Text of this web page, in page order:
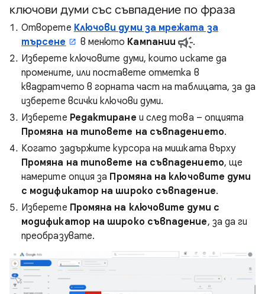
ключови думи със съвпадение по фраза
Отворете Ключови думи за мрежата за
търсене
в менюто Кампании
.
Изберете ключовите думи, които искате да
промените, или поставете отметка в
квадратчето в горната част на таблицата, за да
изберете всички ключови думи.
Изберете Редактиране и след това – опцията
Промяна на типовете на съвпадението.
Когато задържите курсора на мишката върху
Промяна на типовете на съвпадението, ще
намерите опция за Промяна на ключовите думи
с модификатор на широко съвпадение.
Изберете Промяна на ключовите думи с
модификатор на широко съвпадение, за да ги
преобразувате.